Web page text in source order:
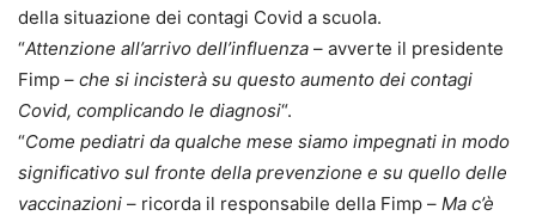
della situazione dei contagi Covid a scuola.
“Attenzione all’arrivo dell’influenza – avverte il presidente
Fimp – che si incisterà su questo aumento dei contagi
Covid, complicando le diagnosi“.
“Come pediatri da qualche mese siamo impegnati in modo
significativo sul fronte della prevenzione e su quello delle
vaccinazioni – ricorda il responsabile della Fimp – Ma c’è